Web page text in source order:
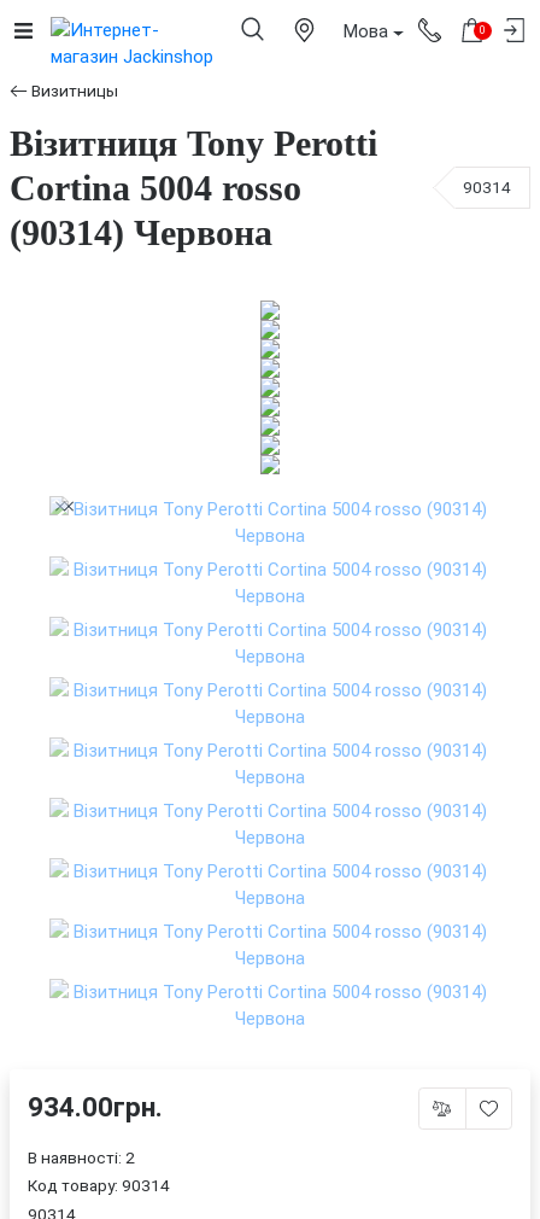
Мова 0
Визитницы
Візитниця Tony Perotti
Cortina 5004 rosso
(90314) Червона
90314
934.00грн.
В наявності: 2
Код товару: 90314
90314